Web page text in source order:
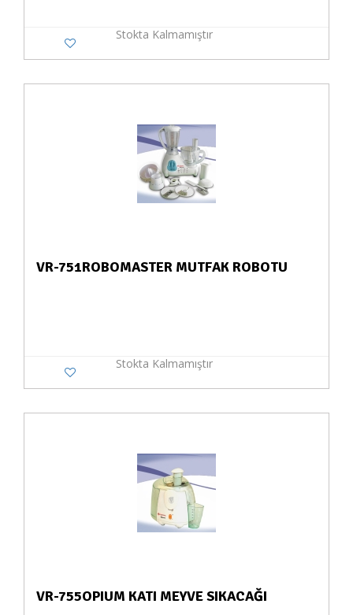
Stokta Kalmamıştır
VR-751ROBOMASTER MUTFAK ROBOTU
Stokta Kalmamıştır
VR-755OPIUM KATI MEYVE SIKACAĞI